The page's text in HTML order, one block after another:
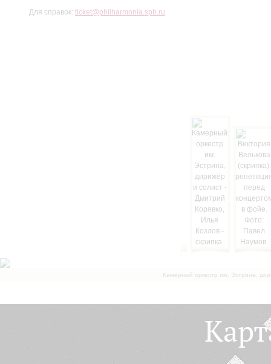
Для справок: ticket@philharmonia.spb.ru
Камерный оркестр им. Эстрина,